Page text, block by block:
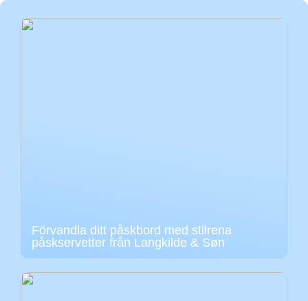
Förvandla ditt påskbord med stilrena
påskservetter från Langkilde & Søn